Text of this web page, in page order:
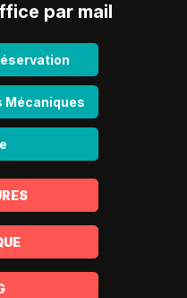
par mail
Mécaniques